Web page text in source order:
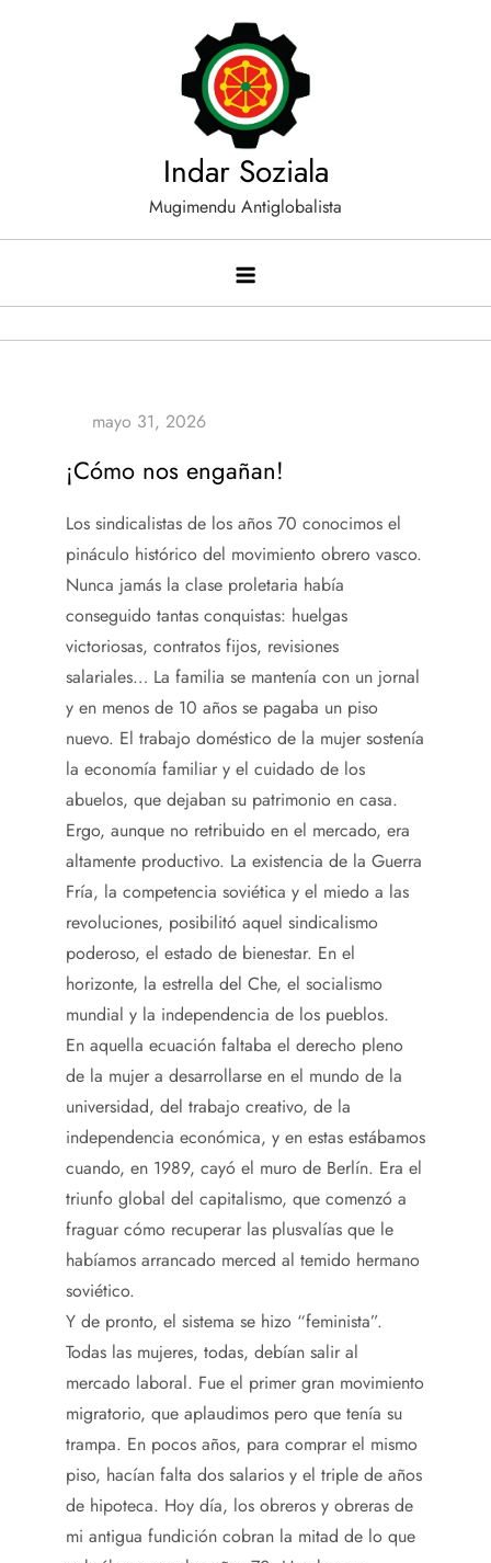
Indar Soziala
Mugimendu Antiglobalista
¡Cómo nos engañan!
Los sindicalistas de los años 70 conocimos el
pináculo histórico del movimiento obrero vasco.
Nunca jamás la clase proletaria había
conseguido tantas conquistas: huelgas
victoriosas, contratos fijos, revisiones
salariales… La familia se mantenía con un jornal
y en menos de 10 años se pagaba un piso
nuevo. El trabajo doméstico de la mujer sostenía
la economía familiar y el cuidado de los
abuelos, que dejaban su patrimonio en casa.
Ergo, aunque no retribuido en el mercado, era
altamente productivo. La existencia de la Guerra
Fría, la competencia soviética y el miedo a las
revoluciones, posibilitó aquel sindicalismo
poderoso, el estado de bienestar. En el
horizonte, la estrella del Che, el socialismo
mundial y la independencia de los pueblos.
En aquella ecuación faltaba el derecho pleno
de la mujer a desarrollarse en el mundo de la
universidad, del trabajo creativo, de la
independencia económica, y en estas estábamos
cuando, en 1989, cayó el muro de Berlín. Era el
triunfo global del capitalismo, que comenzó a
fraguar cómo recuperar las plusvalías que le
habíamos arrancado merced al temido hermano
soviético.
Y de pronto, el sistema se hizo “feminista”.
Todas las mujeres, todas, debían salir al
mercado laboral. Fue el primer gran movimiento
migratorio, que aplaudimos pero que tenía su
trampa. En pocos años, para comprar el mismo
piso, hacían falta dos salarios y el triple de años
de hipoteca. Hoy día, los obreros y obreras de
mi antigua fundición cobran la mitad de lo que